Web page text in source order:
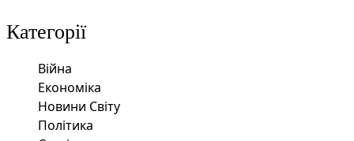
Категорії
Війна
Економіка
Новини Світу
Політика